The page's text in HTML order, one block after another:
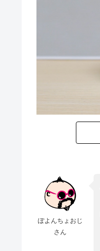
ぽよんちょおじ
さん